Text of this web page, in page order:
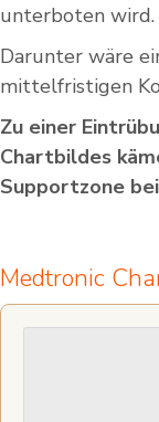
unterboten wird.
Darunter wäre
mittelfristigen
Zu einer
Chartbildes
Supportzone
Medtronic